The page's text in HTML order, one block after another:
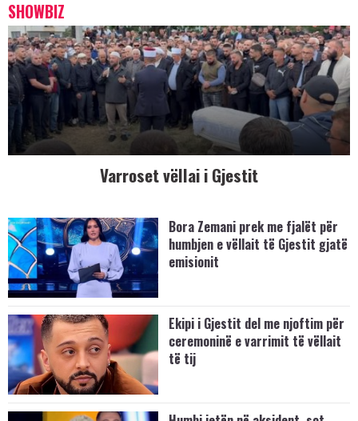
SHOWBIZ
Varroset vëllai i Gjestit
Bora Zemani prek me fjalët për
humbjen e vëllait të Gjestit gjatë
emisionit
Ekipi i Gjestit del me njoftim për
ceremoninë e varrimit të vëllait
të tij